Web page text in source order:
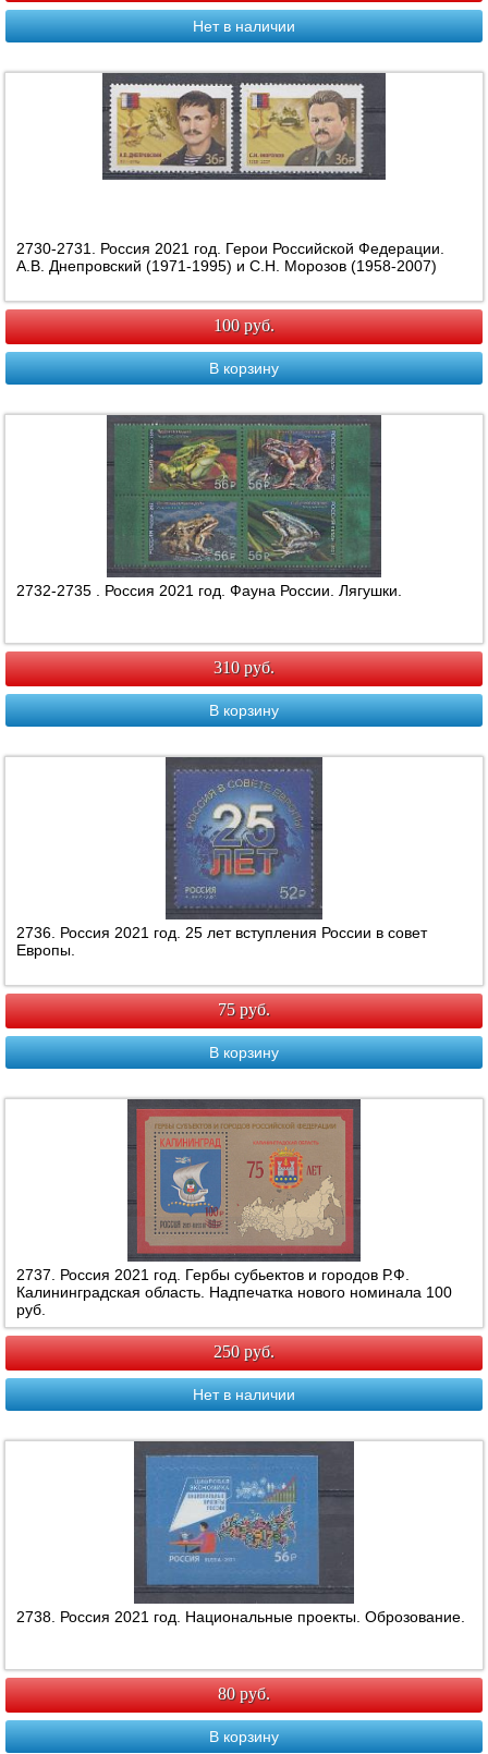
Нет в наличии
2730-2731. Россия 2021 год. Герои Российской Федерации.
А.В. Днепровский (1971-1995) и С.Н. Морозов (1958-2007)
100 руб.
В корзину
2732-2735 . Россия 2021 год. Фауна России. Лягушки.
310 руб.
В корзину
2736. Россия 2021 год. 25 лет вступления России в совет
Европы.
75 руб.
В корзину
2737. Россия 2021 год. Гербы субьектов и городов Р.Ф.
Калининградская область. Надпечатка нового номинала 100
руб.
250 руб.
Нет в наличии
2738. Россия 2021 год. Национальные проекты. Оброзование.
80 руб.
В корзину